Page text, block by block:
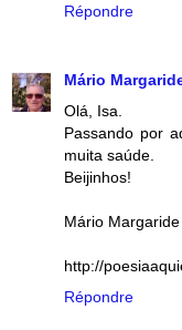
Répondre
Mário
Olá, Isa.
Passando por
muita saúde.
Beijinhos!
Mário Margaride
http://
Répondre